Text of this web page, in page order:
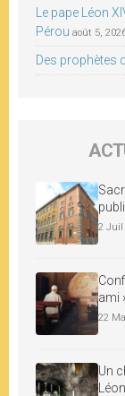
Le pape Léon
Pérou août 5,
Des prophètes
2 Juil
ami
22
Un